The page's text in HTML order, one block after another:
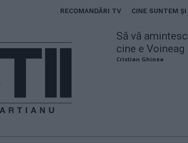
RECOMANDĂRI TV CINE SUNTEM ȘI
Să vă amintesc
cine e Voineag
Cristian Ghinea